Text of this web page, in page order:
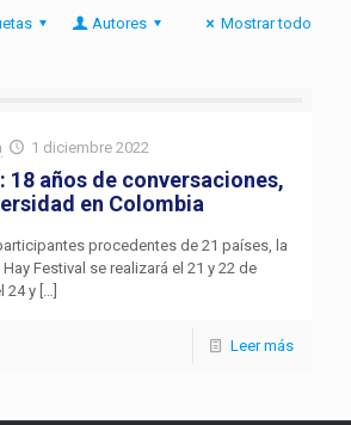
Autores Mostrar todo
1 diciembre 2022
18 años de conversaciones,
en Colombia
procedentes de 21 países, la
Festival se realizará el 21 y 22 de
24 y […]
Leer más